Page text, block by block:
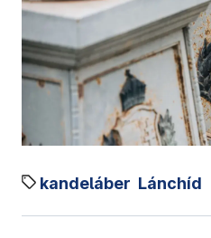
kandeláber Lánchíd